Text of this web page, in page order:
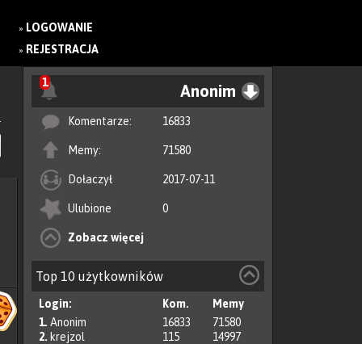
» LOGOWANIE
» REJESTRACJA
1 Anonim
Komentarze: 16833
Memy: 71580
Dołaczył 2017-07-11
Ulubione 0
Zobacz więcej
Top 10 użytkowników
Login: Kom.
Memy
1. Anonim 16833
71580
2. krejzol 115
14997